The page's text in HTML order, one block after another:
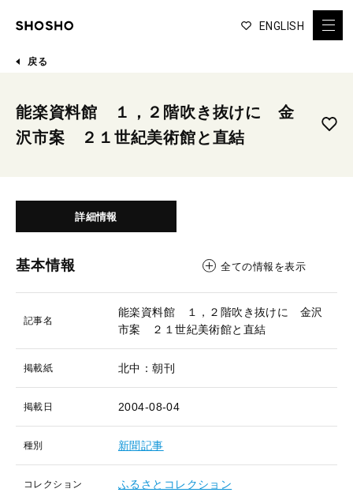
ENGLISH
戻る
能楽資料館 １，２階吹き抜けに 金
沢市案 ２１世紀美術館と直結
詳細情報
基本情報 全ての情報を表示
記事名
能楽資料館 １，２階吹き抜けに 金沢
市案 ２１世紀美術館と直結
掲載紙 北中：朝刊
掲載日 2004-08-04
種別 新聞記事
コレクション ふるさとコレクション